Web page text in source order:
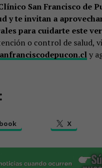
San Francisco de
y te invitan a
para cuidarte este
o control de salud,
y
X